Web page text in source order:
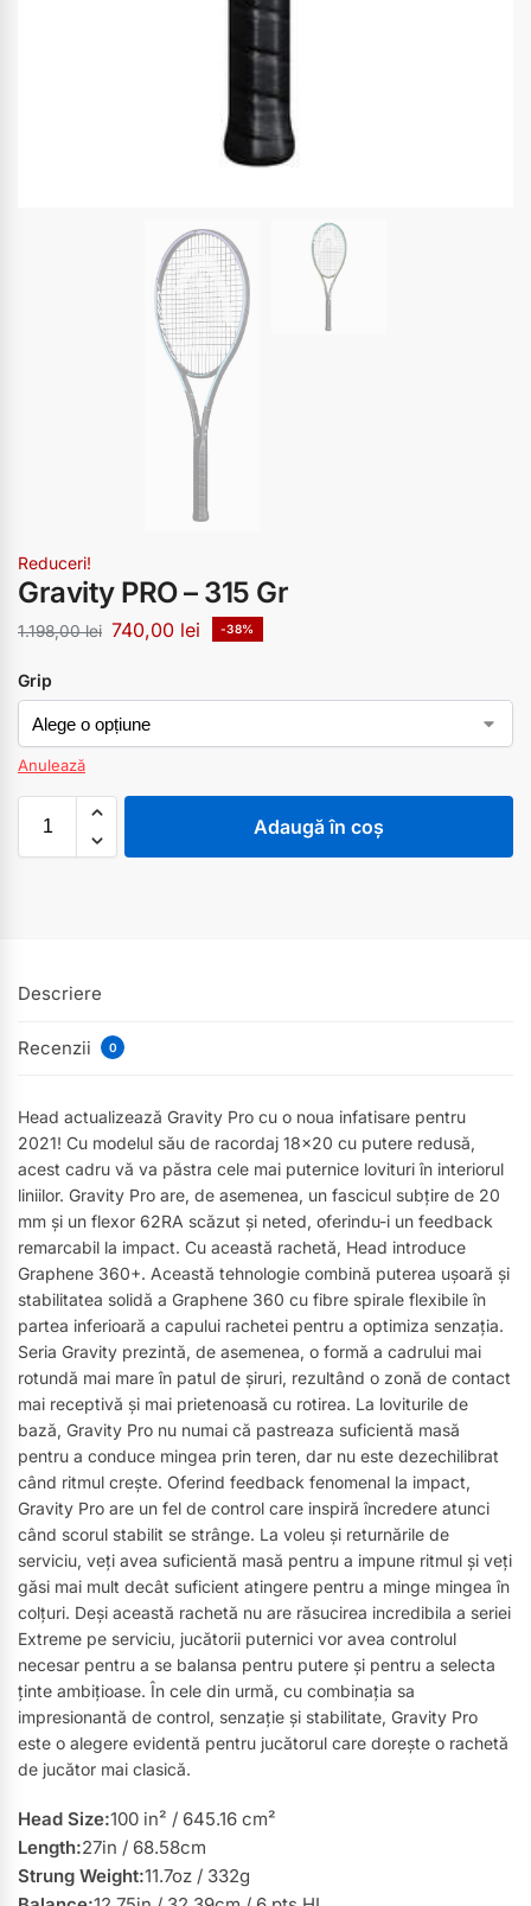
Reduceri!
Gravity PRO – 315 Gr
1.198,00lei 740,00 lei -38%
Grip
Anulează
Adaugă în coș
Descriere
Recenzii 0
Head actualizează Gravity Pro cu o noua infatisare pentru
2021! Cu modelul său de racordaj 18×20 cu putere redusă,
acest cadru vă va păstra cele mai puternice lovituri în interiorul
liniilor. Gravity Pro are, de asemenea, un fascicul subțire de 20
mm și un flexor 62RA scăzut și neted, oferindu-i un feedback
remarcabil la impact. Cu această rachetă, Head introduce
Graphene 360+. Această tehnologie combină puterea ușoară și
stabilitatea solidă a Graphene 360 ​​cu fibre spirale flexibile în
partea inferioară a capului rachetei pentru a optimiza senzația.
Seria Gravity prezintă, de asemenea, o formă a cadrului mai
rotundă mai mare în patul de șiruri, rezultând o zonă de contact
mai receptivă și mai prietenoasă cu rotirea. La loviturile de
bază, Gravity Pro nu numai că pastreaza suficientă masă
pentru a conduce mingea prin teren, dar nu este dezechilibrat
când ritmul crește. Oferind feedback fenomenal la impact,
Gravity Pro are un fel de control care inspiră încredere atunci
când scorul stabilit se strânge. La voleu și returnările de
serviciu, veți avea suficientă masă pentru a impune ritmul și veți
găsi mai mult decât suficient atingere pentru a minge mingea în
colțuri. Deși această rachetă nu are răsucirea incredibila a seriei
Extreme pe serviciu, jucătorii puternici vor avea controlul
necesar pentru a se balansa pentru putere și pentru a selecta
ținte ambițioase. În cele din urmă, cu combinația sa
impresionantă de control, senzație și stabilitate, Gravity Pro
este o alegere evidentă pentru jucătorul care dorește o rachetă
de jucător mai clasică.
Head Size:100 in² / 645.16 cm²
Length:27in / 68.58cm
Strung Weight:11.7oz / 332g